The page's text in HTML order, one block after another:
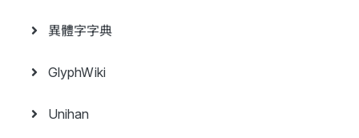
異體字字典
GlyphWiki
Unihan